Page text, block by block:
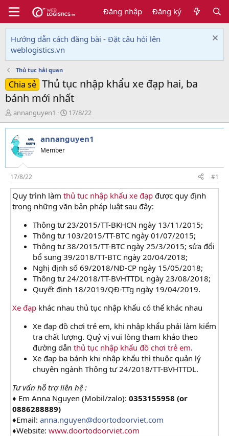
Đăng nhập Đăng ký
Hướng dẫn cách đăng bài - Đặt câu hỏi lên
weblogistics.vn
Thủ tục hải quan
Chia sẻ Thủ tục nhập khẩu xe đạp hai, ba
bánh mới nhất
T
h
r
e
a
d
s
t
a
r
t
annanguyen1
N
g
à
y
i
17/8/22
annanguyen1
Member
17/8/22 #1
Quy trình làm thủ tục nhập khẩu xe đạp được quy định
trong những văn bản pháp luật sau đây:
Thông tư 23/2015/TT-BKHCN ngày 13/11/2015;
Thông tư 103/2015/TT-BTC ngày 01/07/2015;
Thông tư 38/2015/TT-BTC ngày 25/3/2015; sửa đổi
bổ sung 39/2018/TT-BTC ngày 20/04/2018;
Nghị định số 69/2018/NĐ-CP ngày 15/05/2018;
Thông tư 24/2018/TT-BVHTTDL ngày 23/08/2018;
Quyết định 18/2019/QĐ-TTg ngày 19/04/2019.
Xe đạp khác nhau thủ tục nhập khẩu có thể khác nhau
Xe đạp đồ chơi trẻ em, khi nhập khẩu phải làm kiểm
tra chất lượng. Quý vị vui lòng tham khảo theo
đường dẫn thủ tục nhập khẩu đồ chơi trẻ em.
Xe đạp ba bánh khi nhập khẩu thì thuộc quản lý
chuyên ngành Thông tư 24/2018/TT-BVHTTDL.
Tư vấn hỗ trợ liên hệ :
♦ Em Anna Nguyen (Mobil/zalo): 0353155958 (or
0886288889)
♦Email: anna.nguyen@doortodoorviet.com
♦Website: www.doortodoorviet.com